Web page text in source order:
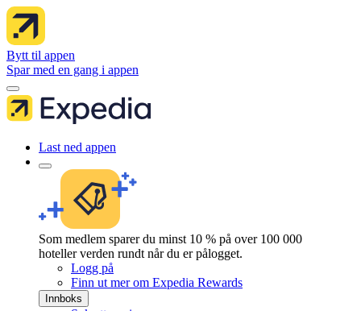
Bytt til appen
Spar med en gang i appen
Last ned appen
Som medlem sparer du minst 10 % på over 100 000
hoteller verden rundt når du er pålogget.
Logg på
Finn ut mer om Expedia Rewards
Innboks